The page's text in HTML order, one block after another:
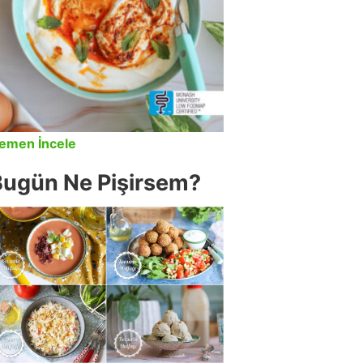
İncele
Ne Pişirsem?